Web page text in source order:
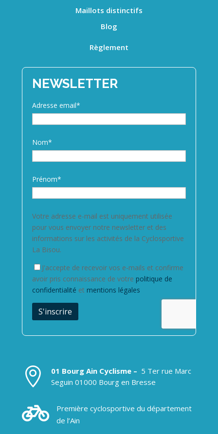
Maillots distinctifs
Blog
Règlement
NEWSLETTER
Adresse email*
Nom*
Prénom*
Votre adresse e-mail est uniquement utilisée
pour vous envoyer notre newsletter et des
informations sur les activités de la Cyclosportive
La Bisou.
J'accepte de recevoir vos e-mails et confirme
avoir pris connaissance de votre politique de
confidentialité et mentions légales
 01 Bourg Ain Cyclisme – 5 Ter rue Marc
Seguin 01000 Bourg en Bresse

Première cyclosportive du département
de l’Ain